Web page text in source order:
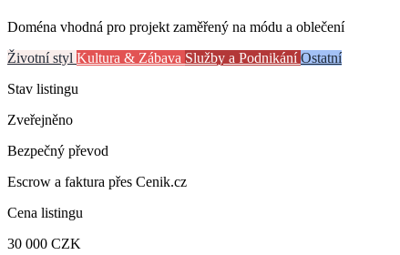
Doména vhodná pro projekt zaměřený na módu a oblečení
Životní styl Kultura & Zábava Služby a PodnikáníOstatní
Stav listingu
Zveřejněno
Bezpečný převod
Escrow a faktura přes Cenik.cz
Cena listingu
30 000 CZK